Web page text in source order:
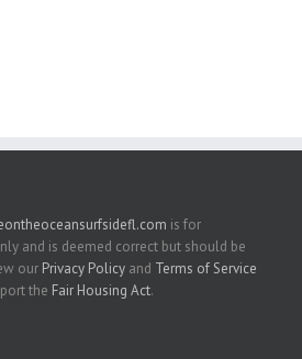
is for
and is deemed correct but should be
our Privacy Policy and Terms of Service
the Fair Housing Act.